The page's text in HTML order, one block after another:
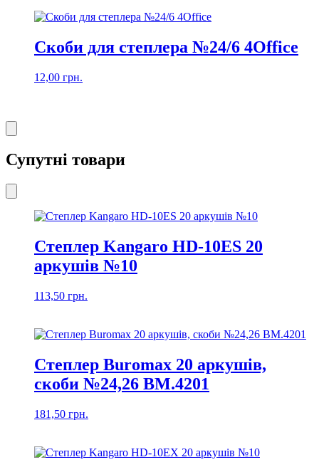
Скоби для степлера №24/6 4Office
12,00 грн.
Супутні товари
Степлер Kangaro HD-10ES 20
аркушів №10
113,50 грн.
Степлер Buromax 20 аркушів,
скоби №24,26 ВМ.4201
181,50 грн.